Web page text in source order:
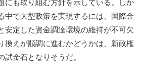
にも取り組む方針を示している。しか
中で大型政策を実現するには、国際金
安定した資金調達環境の維持が不可欠
換えが順調に進むかどうかは、新政権
金石となりそうだ。